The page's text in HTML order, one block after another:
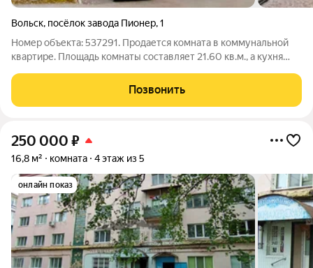
Вольск, посёлок завода Пионер,1
Номер объекта: 537291. Продается комната в коммунальной
квартире. Площадь комнаты составляет 21.60 кв.м., а кухня
что делает его очень привлекательным для различных
категорий покупателей. Хотя
Позвонить
250 000 ₽
16,8 м² комната 4 этаж из 5
онлайн показ